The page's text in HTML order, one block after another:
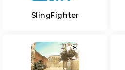
SlingFighter